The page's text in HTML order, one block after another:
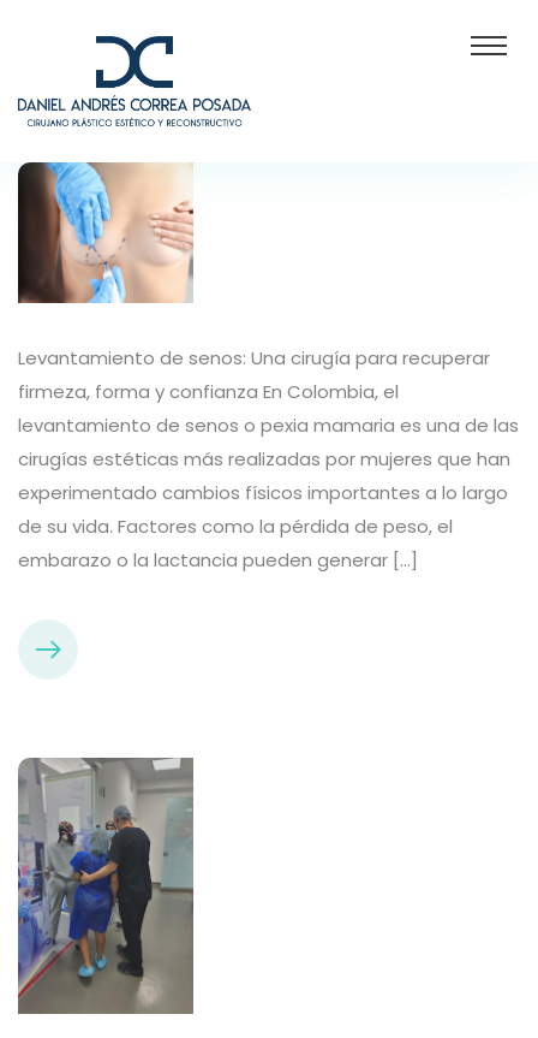
Levantamiento de senos: Una cirugía para recuperar
firmeza, forma y confianza En Colombia, el
levantamiento de senos o pexia mamaria es una de las
cirugías estéticas más realizadas por mujeres que han
experimentado cambios físicos importantes a lo largo
de su vida. Factores como la pérdida de peso, el
embarazo o la lactancia pueden generar […]